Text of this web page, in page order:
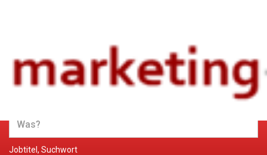
Jobs und Stellenangebote im
Marketing
Jobtitel, Suchwort